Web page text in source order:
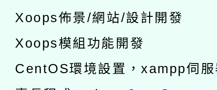
Xoops佈景/網站/設計開發
Xoops模組功能開發
CentOS環境設置，xampp伺